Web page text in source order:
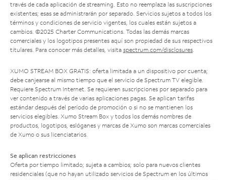
través de cada aplicación de streaming. Esto no reemplaza las suscripciones
existentes; esas se administrarán por separado. Servicios sujetos a todos los
términos y condiciones de servicio vigentes, los cuales están sujetos a
cambios. ©2025 Charter Communications. Todas las demás marcas
comerciales y los logotipos presentes aquí son propiedad de sus respectivos
titulares. Para conocer más detalles, visita spectrum.com/disclosures.
XUMO STREAM BOX GRATIS: oferta limitada a un dispositivo por cuenta;
debe canjearse al mismo tiempo que el servicio de Spectrum TV elegible.
Requiere Spectrum Internet. Se requieren suscripciones por separado para
ver contenido a través de varias aplicaciones pagas. Se aplican tarifas
estándar después del período de promoción o si no se mantienen los
servicios elegibles. Xumo Stream Box y todos los demás nombres de
productos, logotipos, eslóganes y marcas de Xumo son marcas comerciales
de Xumo o sus licenciatarios.
Se aplican restricciones
Oferta por tiempo limitado; sujeta a cambios; solo para nuevos clientes
residenciales (que no hayan utilizado servicios de Spectrum en los últimos